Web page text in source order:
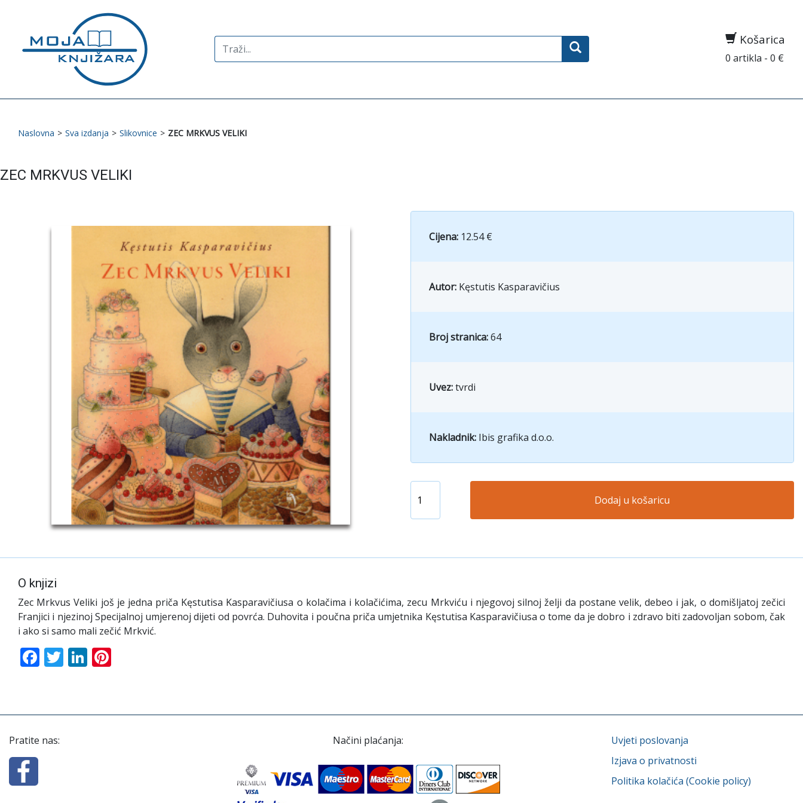
Search
for:
Košarica
0 artikla - 0 €
Naslovna > Sva izdanja > Slikovnice > ZEC MRKVUS VELIKI
ZEC MRKVUS VELIKI
Cijena: 12.54 €
Autor: Kęstutis Kasparavičius
Broj stranica:64
Uvez:tvrdi
Nakladnik: Ibis grafika d.o.o.
Dodaj u košaricu
O knjizi
Zec Mrkvus Veliki još je jedna priča Kęstutisa Kasparavičiusa o kolačima i kolačićima, zecu Mrkviću i njegovoj silnoj želji da postane velik, debeo i jak, o domišljatoj zečici
Franjici i njezinoj Specijalnoj umjerenoj dijeti od povrća. Duhovita i poučna priča umjetnika Kęstutisa Kasparavičiusa o tome da je dobro i zdravo biti zadovoljan sobom, čak
i ako si samo mali zečić Mrkvić.
Facebook
TwitterLinkedIn
Pratite nas: Načini plaćanja:
Uvjeti poslovanja
Izjava o privatnosti
Politika kolačića (Cookie policy)